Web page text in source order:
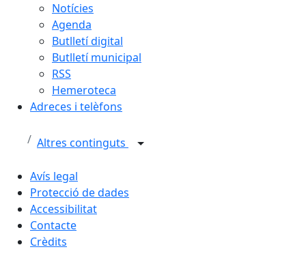
Notícies
Agenda
Butlletí digital
Butlletí municipal
RSS
Hemeroteca
Adreces i telèfons
Altres continguts
Avís legal
Protecció de dades
Accessibilitat
Contacte
Crèdits